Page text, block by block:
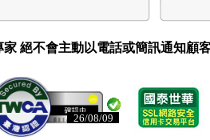
絕不會主動以電話或簡訊通知顧
26/08/09
26/08/09